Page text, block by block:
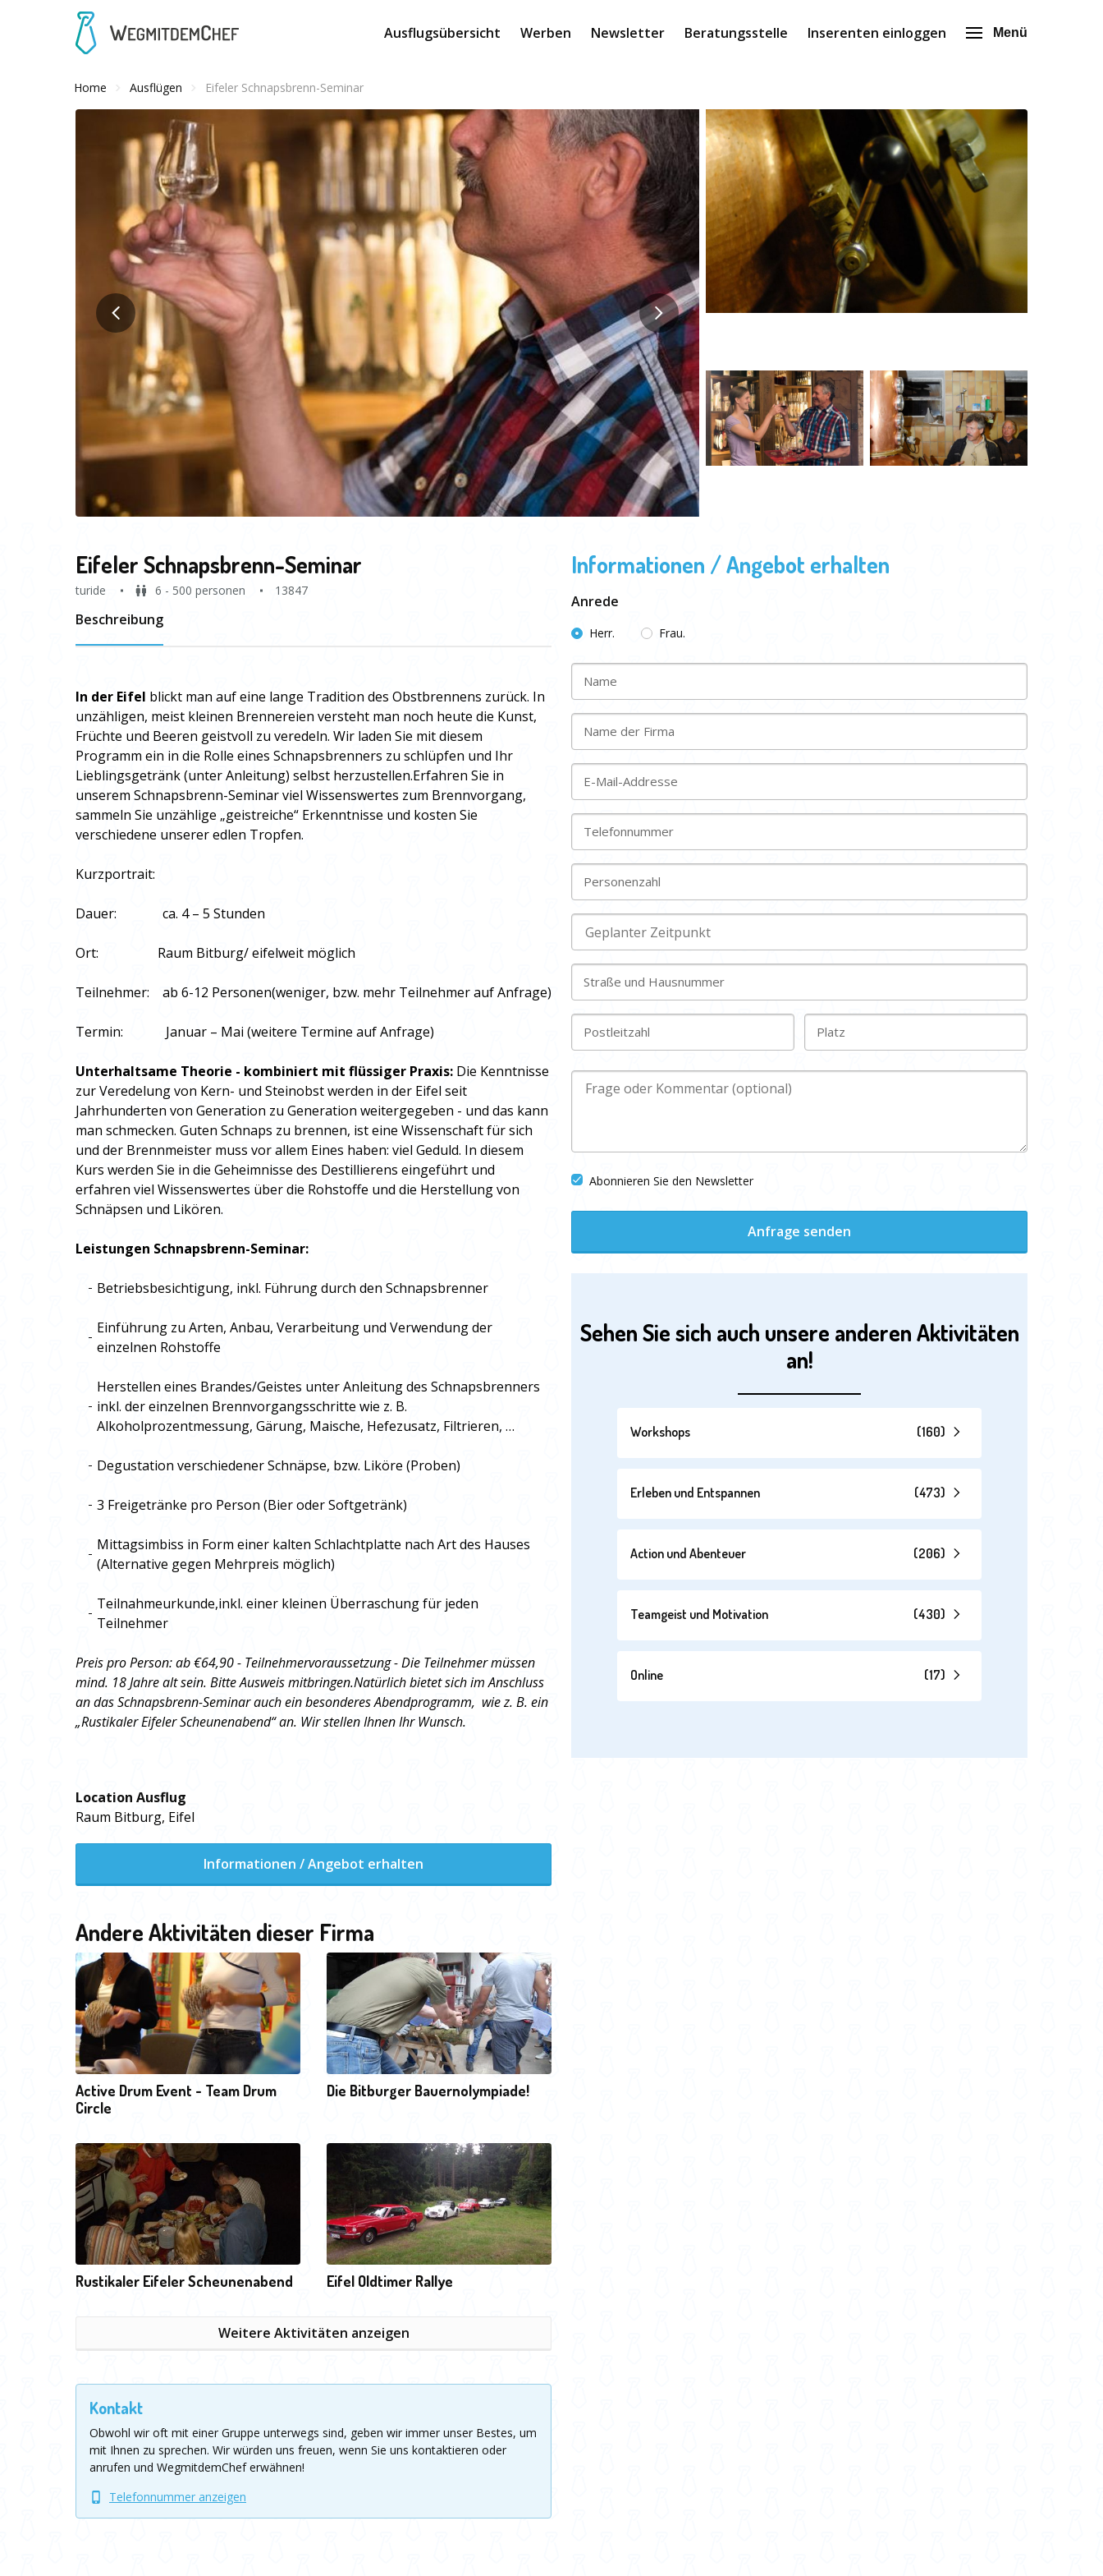
Ausflugsübersicht Werben Newsletter Beratungsstelle Inserenten einloggen Menü
Home Ausflügen Eifeler Schnapsbrenn-Seminar
Eifeler Schnapsbrenn-Seminar
turide 6 - 500 personen 13847
Beschreibung
In der Eifel blickt man auf eine lange Tradition des Obstbrennens zurück. In
unzähligen, meist kleinen Brennereien versteht man noch heute die Kunst,
Früchte und Beeren geistvoll zu veredeln. Wir laden Sie mit diesem
Programm ein in die Rolle eines Schnapsbrenners zu schlüpfen und Ihr
Lieblingsgetränk (unter Anleitung) selbst herzustellen.Erfahren Sie in
unserem Schnapsbrenn-Seminar viel Wissenswertes zum Brennvorgang,
sammeln Sie unzählige „geistreiche“ Erkenntnisse und kosten Sie
verschiedene unserer edlen Tropfen.
Kurzportrait:
Dauer: ca. 4 – 5 Stunden
Ort: Raum Bitburg/ eifelweit möglich
Teilnehmer: ab 6-12 Personen(weniger, bzw. mehr Teilnehmer auf Anfrage)
Termin: Januar – Mai (weitere Termine auf Anfrage)
Unterhaltsame Theorie - kombiniert mit flüssiger Praxis: Die Kenntnisse
zur Veredelung von Kern- und Steinobst werden in der Eifel seit
Jahrhunderten von Generation zu Generation weitergegeben - und das kann
man schmecken. Guten Schnaps zu brennen, ist eine Wissenschaft für sich
und der Brennmeister muss vor allem Eines haben: viel Geduld. In diesem
Kurs werden Sie in die Geheimnisse des Destillierens eingeführt und
erfahren viel Wissenswertes über die Rohstoffe und die Herstellung von
Schnäpsen und Likören.
Leistungen Schnapsbrenn-Seminar:
Betriebsbesichtigung, inkl. Führung durch den Schnapsbrenner
Einführung zu Arten, Anbau, Verarbeitung und Verwendung der
einzelnen Rohstoffe
Herstellen eines Brandes/Geistes unter Anleitung des Schnapsbrenners
inkl. der einzelnen Brennvorgangsschritte wie z. B.
Alkoholprozentmessung, Gärung, Maische, Hefezusatz, Filtrieren, …
Degustation verschiedener Schnäpse, bzw. Liköre (Proben)
3 Freigetränke pro Person (Bier oder Softgetränk)
Mittagsimbiss in Form einer kalten Schlachtplatte nach Art des Hauses
(Alternative gegen Mehrpreis möglich)
Teilnahmeurkunde,inkl. einer kleinen Überraschung für jeden
Teilnehmer
Preis pro Person: ab €64,90 - Teilnehmervoraussetzung - Die Teilnehmer müssen
mind. 18 Jahre alt sein. Bitte Ausweis mitbringen.Natürlich bietet sich im Anschluss
an das Schnapsbrenn-Seminar auch ein besonderes Abendprogramm, wie z. B. ein
„Rustikaler Eifeler Scheunenabend“ an. Wir stellen Ihnen Ihr Wunsch.
Location Ausflug
Raum Bitburg, Eifel
Informationen / Angebot erhalten
Andere Aktivitäten dieser Firma
Active Drum Event - Team Drum
Circle
Die Bitburger Bauernolympiade!
Rustikaler Eifeler Scheunenabend Eifel Oldtimer Rallye
Weitere Aktivitäten anzeigen
Kontakt
Obwohl wir oft mit einer Gruppe unterwegs sind, geben wir immer unser Bestes, um
mit Ihnen zu sprechen. Wir würden uns freuen, wenn Sie uns kontaktieren oder
anrufen und WegmitdemChef erwähnen!
Telefonnummer anzeigen
Informationen / Angebot erhalten
Anrede
Herr. Frau.
Name
Name der Firma
E-Mail-Addresse
Telefonnummer
Personenzahl
Straße und Hausnummer
Postleitzahl Platz
Abonnieren Sie den Newsletter
Anfrage senden
Sehen Sie sich auch unsere anderen Aktivitäten
an!
Workshops (160)
Erleben und Entspannen (473)
Action und Abenteuer (206)
Teamgeist und Motivation (430)
Online (17)